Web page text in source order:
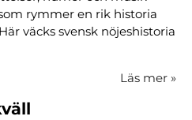
rymmer en rik historia
väcks svensk nöjeshistoria
Läs mer »